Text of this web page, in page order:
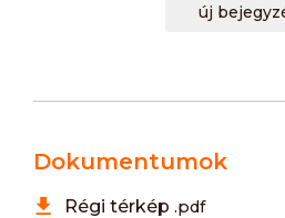
új
Dokumentumok
Régi térkép .pdf